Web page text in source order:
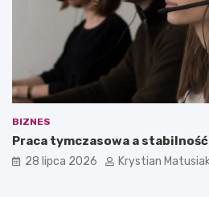
BIZNES
Praca tymczasowa a
28 lipca 2026 Krystian